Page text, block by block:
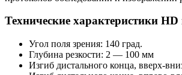
Технические характеристики
Угол поля зрения: 140 град.
Глубина резкости: 2 ― 100 мм
Изгиб дистального конца, вверх-